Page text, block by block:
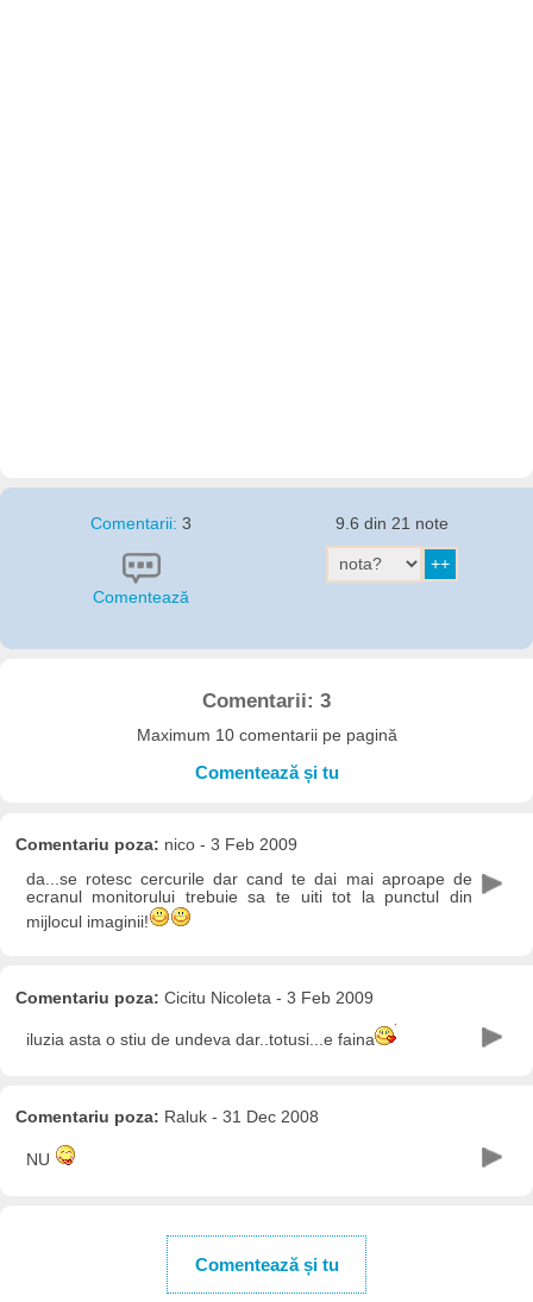
Comentarii:3
Comentează
9.6 din 21 note
Comentarii: 3
Maximum 10 comentarii pe pagină
Comentează și tu
Comentariu poza: nico - 3 Feb 2009
da...se rotesc cercurile dar cand te dai mai aproape de
ecranul monitorului trebuie sa te uiti tot la punctul din
mijlocul imaginii!
Comentariu poza: Cicitu Nicoleta - 3 Feb 2009
iluzia asta o stiu de undeva dar..totusi...e faina
Comentariu poza: Raluk - 31 Dec 2008
NU
Comentează și tu